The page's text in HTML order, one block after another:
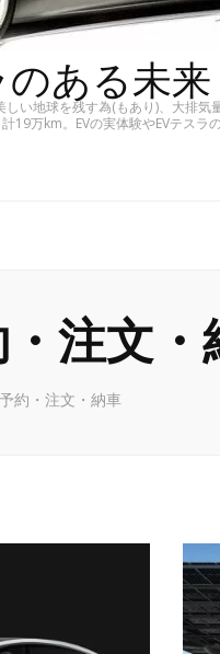
のある未来
地球を残す為(もあり)、大排気
万km。EVの実体験やEVテス
注文
予約・注文・納車